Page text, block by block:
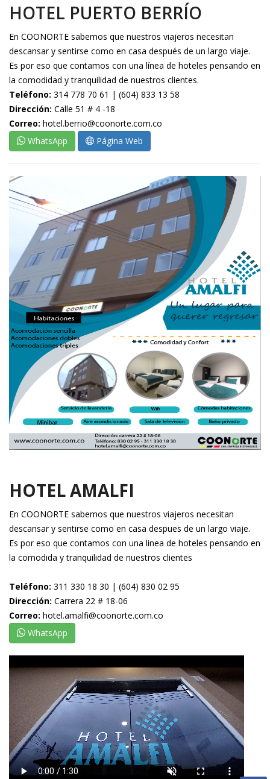
HOTEL PUERTO BERRÍO
En COONORTE sabemos que nuestros viajeros necesitan
descansar y sentirse como en casa después de un largo viaje.
Es por eso que contamos con una línea de hoteles pensando en
la comodidad y tranquilidad de nuestros clientes.
Teléfono: 314 778 70 61 | (604) 833 13 58
Dirección: Calle 51 # 4 -18
Correo: hotel.berrio@coonorte.com.co
WhatsApp
Página Web
HOTEL AMALFI
En COONORTE sabemos que nuestros viajeros necesitan
descansar y sentirse como en casa despues de un largo viaje.
Es por eso que contamos con una linea de hoteles pensando en
la comodida y tranquilidad de nuestros clientes
Teléfono: 311 330 18 30 | (604) 830 02 95
Dirección: Carrera 22 # 18-06
Correo: hotel.amalfi@coonorte.com.co
WhatsApp